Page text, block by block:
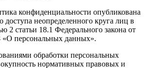
конфиденциальности опубликована
доступа неопределенного круга лиц в
2 статьи 18.1 Федерального закона от
персональных данных».
обработки персональных
нормативных правовых и